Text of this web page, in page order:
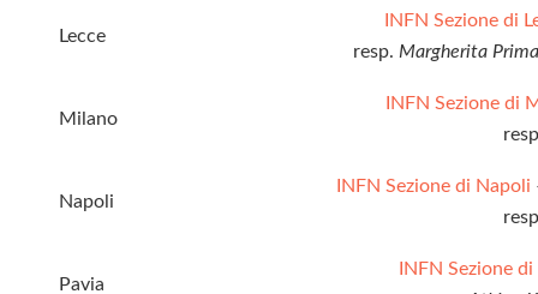
Lecce
INFN Sezione di
resp. Margherita
Milano
INFN Sezione di
Napoli
INFN Sezione di Napoli
Pavia
INFN Sezione di